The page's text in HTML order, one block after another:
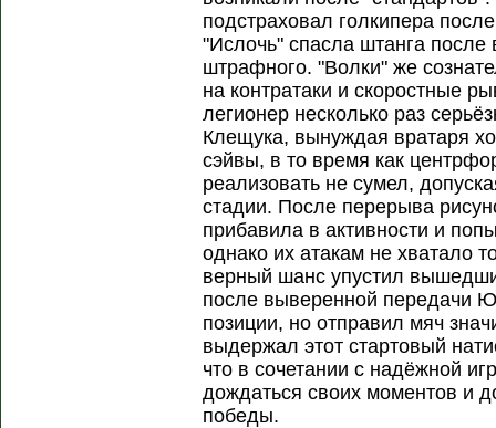
подстраховал голкипера
"Ислочь" спасла штанга после
штрафного. "Волки" же
на контратаки и скоростные
легионер несколько раз
Клещука, вынуждая вратаря
сэйвы, в то время как
реализовать не сумел,
стадии. После перерыва
прибавила в активности и
однако их атакам не хватало
верный шанс упустил
после выверенной передачи
позиции, но отправил мяч
выдержал этот стартовый
что в сочетании с надёжной
дождаться своих моментов и
победы.